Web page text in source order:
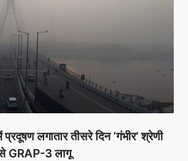
लगातार तीसरे दिन ‘गंभीर’ श्रेणी
GRAP-3 लागू